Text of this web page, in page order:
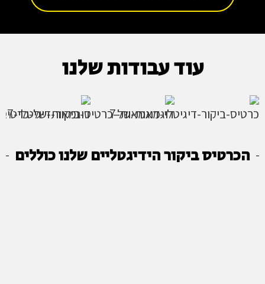
עוד עבודות שלנו
הכרטיס ביקור הידיגטליים שלנו כוללים